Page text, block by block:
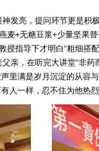
亮，提问环节更是积
麦+无糖豆浆+少量坚果
授指导下才明白“粗细搭
亲，在听完大讲堂“非药
里满是岁月沉淀的从容
人一样，忍不住为他热